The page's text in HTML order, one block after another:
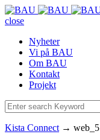
close
Nyheter
Vi på BAU
Om BAU
Kontakt
Projekt
Kista Connect → web_5